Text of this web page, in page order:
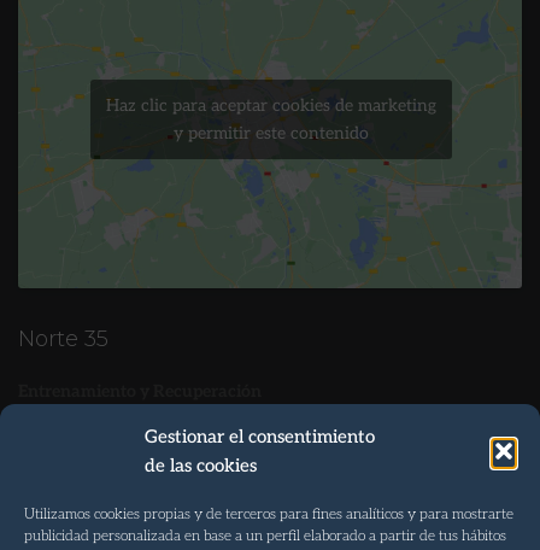
Gestionar el consentimiento
de las cookies
Utilizamos cookies propias y de terceros para fines analíticos y para mostrarte
publicidad personalizada en base a un perfil elaborado a partir de tus hábitos
Haz clic para aceptar cookies de marketing
y permitir este contenido
Norte 35
Móvil 647 99 82 63
info@norte35.com